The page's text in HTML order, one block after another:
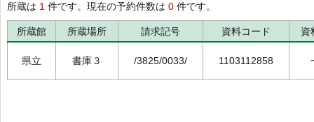
所蔵は 1 件です。現在の予約件数は 0 件です。
所蔵館 所蔵場所 請求記号 資料コード 資
県立 書庫３ /3825/0033/ 1103112858